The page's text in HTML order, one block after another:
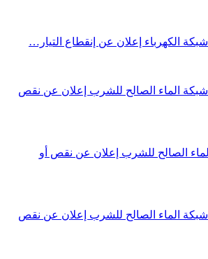
الكهرباء إعلان عن إنقطاع التيار…
الماء الصالح للشرب إعلان عن نقص
الصالح للشرب إعلان عن نقص أو
الماء الصالح للشرب إعلان عن نقص